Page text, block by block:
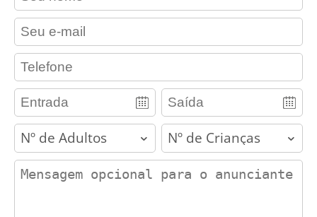
contact_email
contact_phone
adults children
contact_message